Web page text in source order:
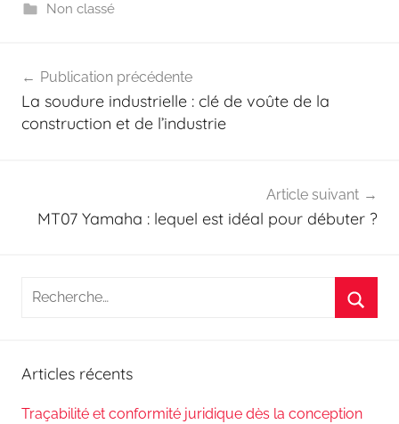
Non classé
de
l’article
Publication précédente
La soudure industrielle : clé de voûte de la
construction et de l’industrie
Article suivant
MT07 Yamaha : lequel est idéal pour débuter ?
Recherche
Articles récents
Traçabilité et conformité juridique dès la conception